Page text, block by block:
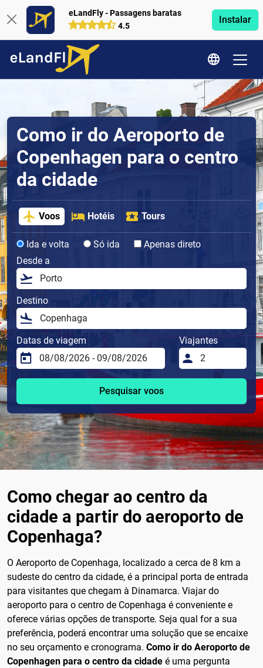
eLandFly - Passagens baratas
4.5
Instalar
Como ir do Aeroporto de
Copenhagen para o centro
da cidade
Voos Hotéis Tours
Ida e volta Só ida
Apenas direto
Desde a
Destino
Datas de viagem Viajantes
Pesquisar voos
Como chegar ao centro da
cidade a partir do aeroporto de
Copenhaga?
O Aeroporto de Copenhaga, localizado a cerca de 8 km a
sudeste do centro da cidade, é a principal porta de entrada
para visitantes que chegam à Dinamarca. Viajar do
aeroporto para o centro de Copenhaga é conveniente e
oferece várias opções de transporte. Seja qual for a sua
preferência, poderá encontrar uma solução que se encaixe
no seu orçamento e cronograma. Como ir do Aeroporto de
Copenhagen para o centro da cidade é uma pergunta